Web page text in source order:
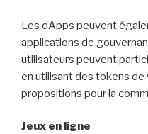
Les dApps peuvent
applications de
utilisateurs peuvent
en utilisant des tokens
propositions pour la
Jeux en ligne